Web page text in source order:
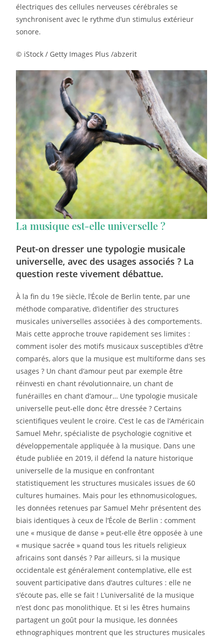
électriques des cellules nerveuses cérébrales se
synchronisent avec le rythme d’un stimulus extérieur
sonore.
© iStock / Getty Images Plus /abzerit
La musique est-elle universelle ?
Peut-on dresser une typologie musicale
universelle, avec des usages associés ? La
question reste vivement débattue.
À la fin du 19e siècle, l’École de Berlin tente, par une
méthode comparative, d’identifier des structures
musicales universelles associées à des comportements.
Mais cette approche trouve rapidement ses limites :
comment isoler des motifs musicaux susceptibles d’être
comparés, alors que la musique est multiforme dans ses
usages ? Un chant d’amour peut par exemple être
réinvesti en chant révolutionnaire, un chant de
funérailles en chant d’amour… Une typologie musicale
universelle peut-elle donc être dressée ? Certains
scientifiques veulent le croire. C’est le cas de l’Américain
Samuel Mehr, spécialiste de psychologie cognitive et
développementale appliquée à la musique. Dans une
étude publiée en 2019, il défend la nature historique
universelle de la musique en confrontant
statistiquement les structures musicales issues de 60
cultures humaines. Mais pour les ethnomusicologues,
les données retenues par Samuel Mehr présentent des
biais identiques à ceux de l’École de Berlin : comment
une « musique de danse » peut-elle être opposée à une
« musique sacrée » quand tous les rituels religieux
africains sont dansés ? Par ailleurs, si la musique
occidentale est généralement contemplative, elle est
souvent participative dans d’autres cultures : elle ne
s’écoute pas, elle se fait ! L’universalité de la musique
n’est donc pas monolithique. Et si les êtres humains
partagent un goût pour la musique, les données
ethnographiques montrent que les structures musicales